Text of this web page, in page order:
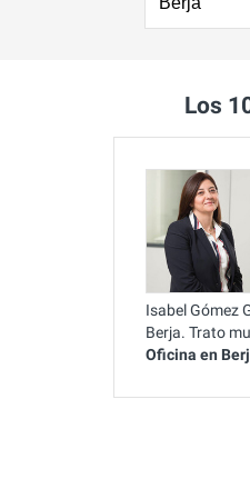
Los
Isabel Gómez
Berja. Trato
Oficina en